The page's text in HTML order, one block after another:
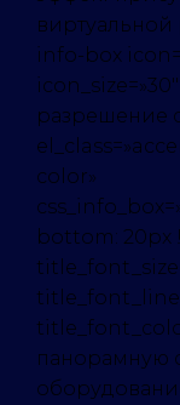
info-box
разрешение
color»
bottom: 20px
панорамную